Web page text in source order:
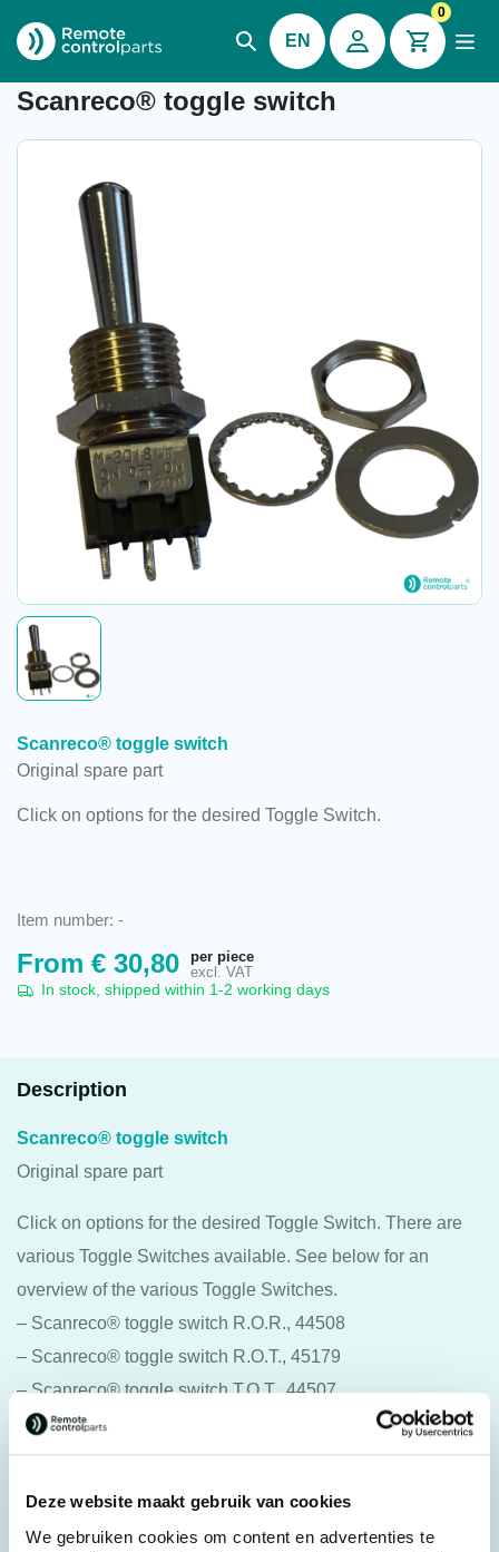
Deze website maakt gebruik van cookies
We gebruiken cookies om content en advertenties te
EN
0
Item number: -
Scanreco® toggle switch
Scanreco® toggle switch
Original spare part
Click on options for the desired Toggle Switch.
Item number: -
From € 30,80
per piece
excl. VAT
In stock, shipped within 1-2 working days
Description
Scanreco® toggle switch
Original spare part
Click on options for the desired Toggle Switch. There are
various Toggle Switches available. See below for an
overview of the various Toggle Switches.
– Scanreco® toggle switch R.O.R., 44508
– Scanreco® toggle switch R.O.T., 45179
– Scanreco® toggle switch T.O.T., 44507
– Scanreco® toggle switch 1-1, R.R., 44509
Specifications